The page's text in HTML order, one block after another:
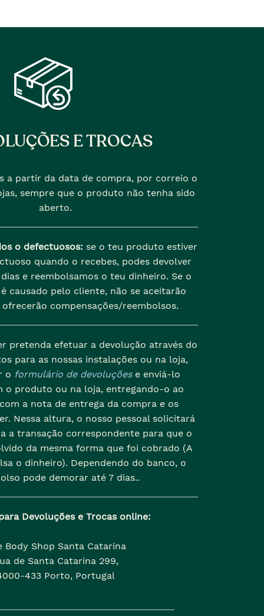
E TROCAS
a partir da data de compra, por correio o
sempre que o produto não tenha sido
aberto.
o defectuosos: se o teu produto estiver
quando o recebes, podes devolver
e reembolsamos o teu dinheiro. Se o
causado pelo cliente, não se aceitarão
compensações/reembolsos.
pretenda efetuar a devolução através do
para as nossas instalações ou na loja,
o formulário de devoluçõese enviá-lo
o produto ou na loja, entregando-o ao
a nota de entrega da compra e os
Nessa altura, o nosso pessoal solicitará
a transação correspondente para que o
da mesma forma que foi cobrado (A
o dinheiro). Dependendo do banco, o
pode demorar até 7 dias..
Devoluções e Trocas online:
Body Shop Santa Catarina
de Santa Catarina 299,
433 Porto, Portugal